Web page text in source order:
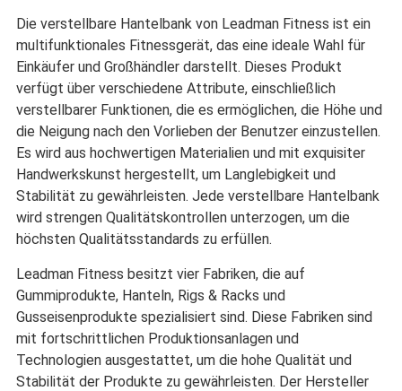
Die verstellbare Hantelbank von Leadman Fitness ist ein
multifunktionales Fitnessgerät, das eine ideale Wahl für
Einkäufer und Großhändler darstellt. Dieses Produkt
verfügt über verschiedene Attribute, einschließlich
verstellbarer Funktionen, die es ermöglichen, die Höhe und
die Neigung nach den Vorlieben der Benutzer einzustellen.
Es wird aus hochwertigen Materialien und mit exquisiter
Handwerkskunst hergestellt, um Langlebigkeit und
Stabilität zu gewährleisten. Jede verstellbare Hantelbank
wird strengen Qualitätskontrollen unterzogen, um die
höchsten Qualitätsstandards zu erfüllen.
Leadman Fitness besitzt vier Fabriken, die auf
Gummiprodukte, Hanteln, Rigs & Racks und
Gusseisenprodukte spezialisiert sind. Diese Fabriken sind
mit fortschrittlichen Produktionsanlagen und
Technologien ausgestattet, um die hohe Qualität und
Stabilität der Produkte zu gewährleisten. Der Hersteller